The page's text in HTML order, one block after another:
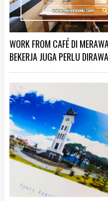
WORK FROM CAFÉ DI
BEKERJA JUGA PERLU